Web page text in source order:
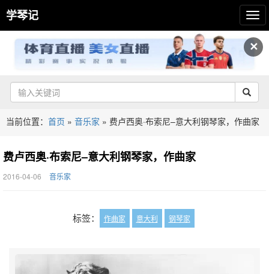
✕
学琴记
当前位置： 首页 » 音乐家 » 费卢西奥·布索尼–意大利钢琴家，作曲家
费卢西奥·布索尼–意大利钢琴家，作曲家
2016-04-06 音乐家
标签： 作曲家 意大利 钢琴家